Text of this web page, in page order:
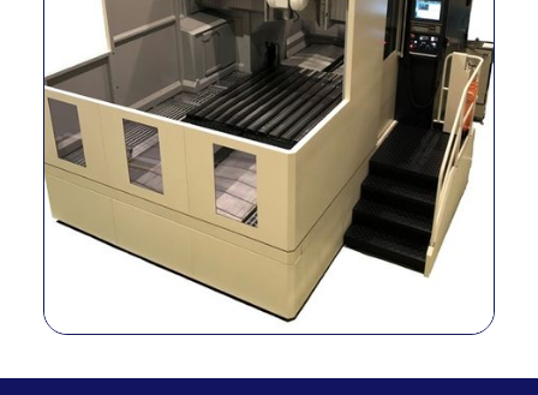
Avance rapido
58 000 mm/min
25 000 mm/min
Avance de corte
40 000 mm/min
25 000 mm/min
Tamaño maximo de pieza de
trabajo
2000 mm x 2500
mm (con
Carga util maxima
15.000 kg
Capacidad ATC
40 (120
Herramienta a Herramienta
8 seg